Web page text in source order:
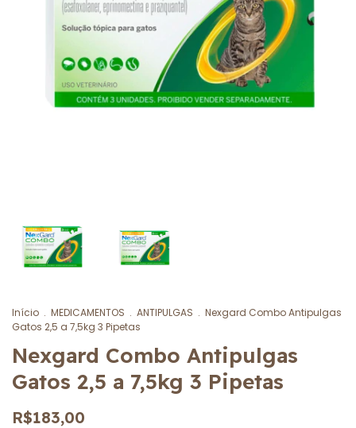
Início . MEDICAMENTOS . ANTIPULGAS . Nexgard Combo Antipulgas
Gatos 2,5 a 7,5kg 3 Pipetas
Nexgard Combo Antipulgas
Gatos 2,5 a 7,5kg 3 Pipetas
R$183,00